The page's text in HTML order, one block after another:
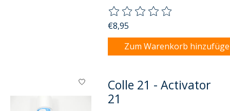
Die Bewertung dieses
€8,95
Zum Warenkorb
Colle 21 - Activator
21